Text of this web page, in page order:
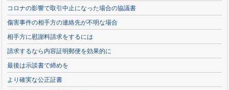
コロナの影響で取引中止になった場合の協議書
傷害事件の相手方の連絡先が不明な場合
相手方に慰謝料請求をするには
請求するなら内容証明郵便を効果的に
最後は示談書で締めを
より確実な公正証書